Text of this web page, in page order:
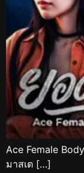
Ace Female
มาสเต […]